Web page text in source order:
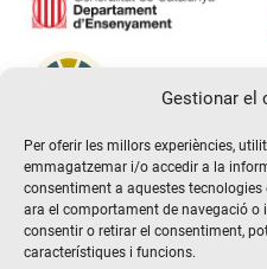
Gestionar el
Per oferir les millors experiències,
emmagatzemar i/o accedir a la
consentiment a aquestes
ara el comportament de navegació
consentir o retirar el consentiment,
característiques i funcions.